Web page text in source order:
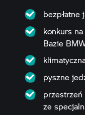
konkurs
Bazie
pyszne
przestrzeń
ze